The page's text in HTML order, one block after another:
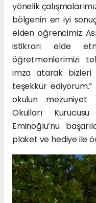
yönelik
bölgenin en iyi
elden öğrencimiz
istikrarı elde
öğretmenlerimizi
imza atarak bizleri
teşekkür
okulun mezuniyet
Okulları
Eminoğlu’nu
plaket ve hediye ile